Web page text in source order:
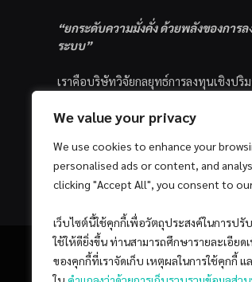
We value your privacy
We use cookies to enhance your
personalised ads or content, and
clicking "Accept All", you consent to
เว็บไซต์นี้ใช้คุกกี้เพื่อวัตถุประสงค์ในการป
ใช้ให้ดียิ่งขึ้น ท่านสามารถศึกษารายละเอียด
ของคุกกี้ที่เราจัดเก็บ เหตุผลในการใช้คุกกี้ แ
“ยกระดับความมั่งคั่ง ด้วยพลังของการ
ระบบ”
เราคือบริษัทวิจัยกลยุทธ์การลงทุนเชิงปริ
ส่วนบุคคล ซึ่งมีเป้าหมายที่จะช่วยเหลือใ
ด้วยแนวคิดและกระบวนการลงทุนอย่าง
Quantitative & Systematic Investing